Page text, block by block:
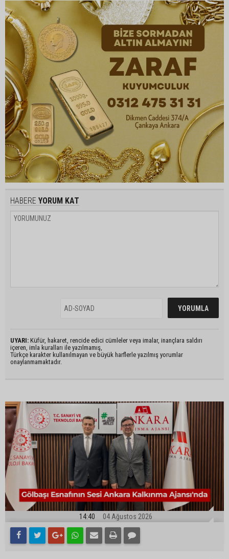
HABERE YORUM KAT
UYARI: Küfür, hakaret, rencide edici cümleler veya imalar, inançlara saldırı
içeren, imla kuralları ile yazılmamış,
Türkçe karakter kullanılmayan ve büyük harflerle yazılmış yorumlar
onaylanmamaktadır.
14:40 04 Ağustos 2026